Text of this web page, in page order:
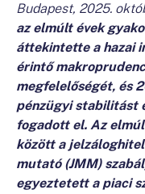
Budapest, 2025.
az elmúlt évek
áttekintette a hazai
érintő
megfelelőségét, és
pénzügyi stabilitást
fogadott el. Az
között a
mutató (JMM)
egyeztetett a piaci